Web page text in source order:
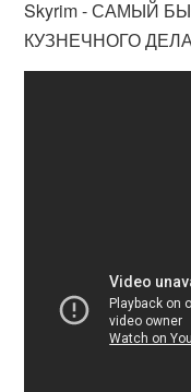
Skyrim - САМЫЙ
КУЗНЕЧНОГО